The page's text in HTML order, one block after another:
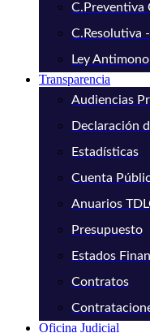
C.Preventiva
C.Resolutiva
Ley
Transparencia
Audiencias
Declaración
Estadísticas
Cuenta
Anuarios
Presupuesto
Estados
Contratos
Oficina Judicial